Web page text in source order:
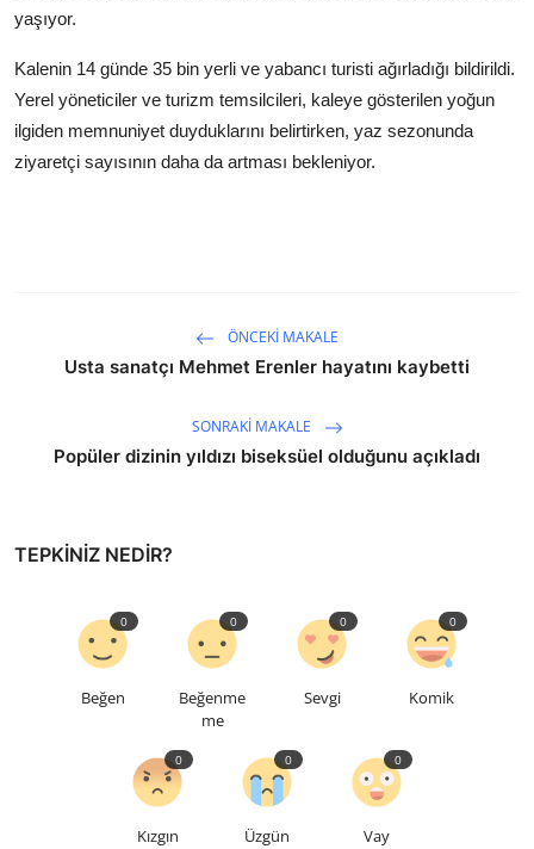
yaşıyor.
Kalenin 14 günde 35 bin yerli ve yabancı turisti ağırladığı bildirildi.
Yerel yöneticiler ve turizm temsilcileri, kaleye gösterilen yoğun
ilgiden memnuniyet duyduklarını belirtirken, yaz sezonunda
ziyaretçi sayısının daha da artması bekleniyor.
ÖNCEKI MAKALE
Usta sanatçı Mehmet Erenler hayatını kaybetti
SONRAKI MAKALE
Popüler dizinin yıldızı biseksüel olduğunu açıkladı
TEPKINIZ NEDIR?
Beğen
0
Beğenme
me
0
Sevgi
0
Komik
0
Kızgın
0
Üzgün
0
Vay
0